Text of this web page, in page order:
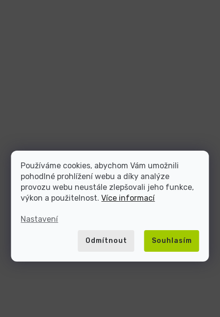
Používáme cookies, abychom Vám umožnili
pohodlné prohlížení webu a díky analýze
provozu webu neustále zlepšovali jeho funkce,
výkon a použitelnost.Více informací
Nastavení
Odmítnout Souhlasím